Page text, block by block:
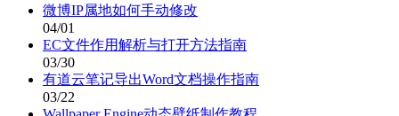
查 看
汤匙宠物免费治愈养成手游v1.16.1 无限汤匙版
查 看
这就是逆袭经营人生模拟器v1.9.2 无限金币版